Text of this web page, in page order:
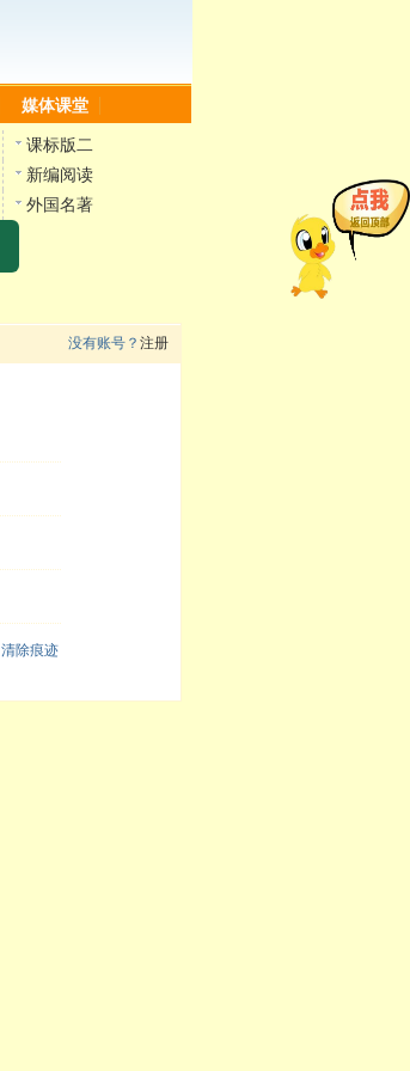
媒体课堂
课标版二
新编阅读
外国名著
没有账号？ 注册
清除痕迹